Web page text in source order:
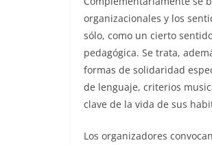
organizacionales y los
sólo, como un cierto
pedagógica. Se trata,
formas de solidaridad
de lenguaje, criterios
clave de la vida de sus
Los organizadores